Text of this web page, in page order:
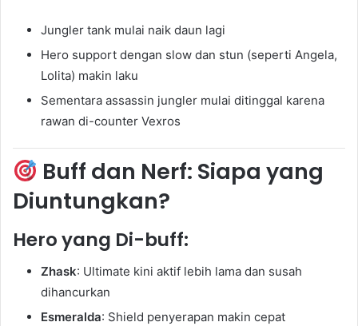
Jungler tank mulai naik daun lagi
Hero support dengan slow dan stun (seperti Angela,
Lolita) makin laku
Sementara assassin jungler mulai ditinggal karena
rawan di-counter Vexros
Buff dan Nerf: Siapa yang
Diuntungkan?
Hero yang Di-buff:
Zhask: Ultimate kini aktif lebih lama dan susah
dihancurkan
Esmeralda: Shield penyerapan makin cepat